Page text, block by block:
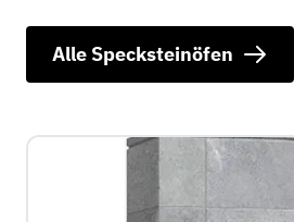
Alle Specksteinöfen